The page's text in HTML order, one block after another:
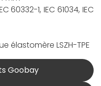
60332-1, IEC 61034, IEC
élastomère LSZH-TPE
Goobay